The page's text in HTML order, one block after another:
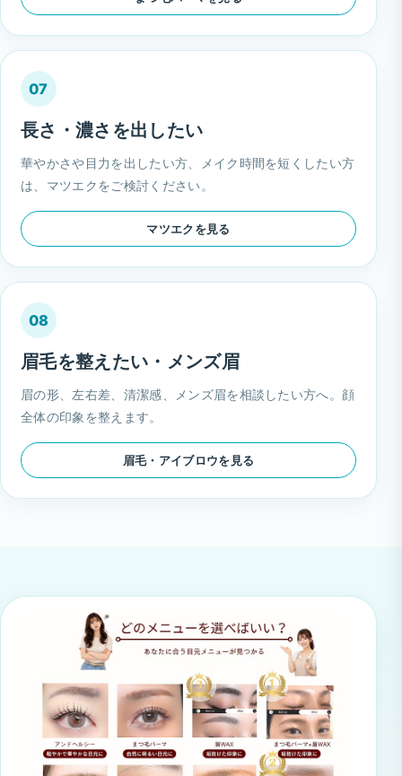
07
長さ・濃さを出したい
華やかさや目力を出したい方、メイク時間を短くしたい方
は、マツエクをご検討ください。
マツエクを見る
08
眉毛を整えたい・メンズ眉
眉の形、左右差、清潔感、メンズ眉を相談したい方へ。顔
全体の印象を整えます。
眉毛・アイブロウを見る